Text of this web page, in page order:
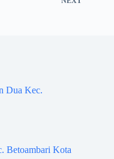
Dua Kec.
Betoambari Kota